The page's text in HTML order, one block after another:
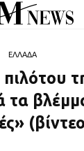
ΕΛΛΑΔΑ